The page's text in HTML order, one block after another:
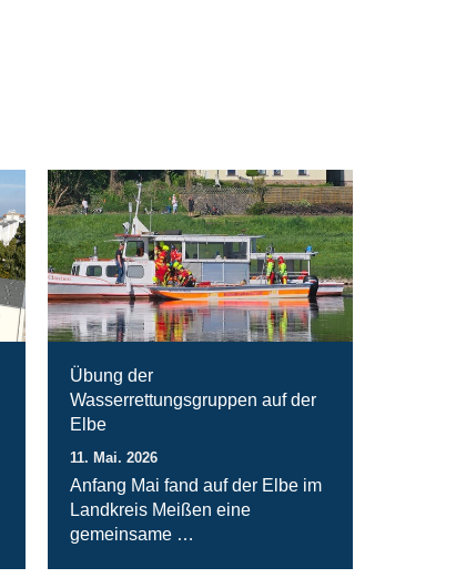
Übung der
Wasserrettungsgruppen auf der
Elbe
11. Mai. 2026
Anfang Mai fand auf der Elbe im
Landkreis Meißen eine
gemeinsame …